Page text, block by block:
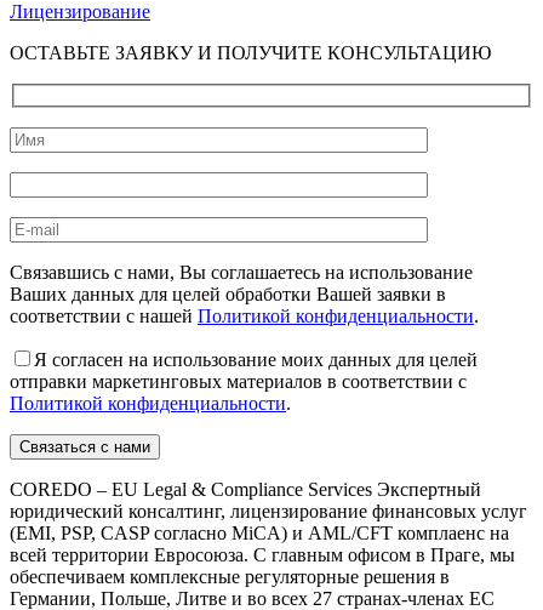
Лицензирование
ОСТАВЬТЕ ЗАЯВКУ И ПОЛУЧИТЕ КОНСУЛЬТАЦИЮ
Связавшись с нами, Вы соглашаетесь на использование
Ваших данных для целей обработки Вашей заявки в
соответствии с нашей Политикой конфиденциальности.
Я согласен на использование моих данных для целей
отправки маркетинговых материалов в соответствии с
Политикой конфиденциальности.
COREDO – EU Legal & Compliance Services Экспертный
юридический консалтинг, лицензирование финансовых услуг
(EMI, PSP, CASP согласно MiCA) и AML/CFT комплаенс на
всей территории Евросоюза. С главным офисом в Праге, мы
обеспечиваем комплексные регуляторные решения в
Германии, Польше, Литве и во всех 27 странах-членах ЕС